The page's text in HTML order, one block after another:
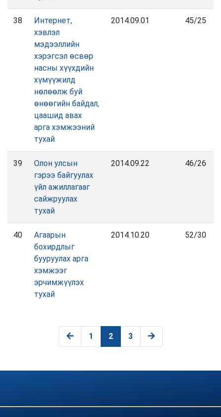
38
Интернет,
хэвлэл
мэдээллийн
хэрэгсэл өсвөр
насны хүүхдийн
хүмүүжилд
нөлөөлж буй
өнөөгийн байдал,
цаашид авах
арга хэмжээний
тухай
2014.09.01 45/25
39
Олон улсын
гэрээ байгуулах
үйл ажиллагааг
сайжруулах
тухай
2014.09.22 46/26
40
Агаарын
бохирдлыг
бууруулах арга
хэмжээг
эрчимжүүлэх
тухай
2014.10.20 52/30
1 2 3